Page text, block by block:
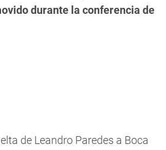
durante la conferencia de
de Leandro Paredes a Boca